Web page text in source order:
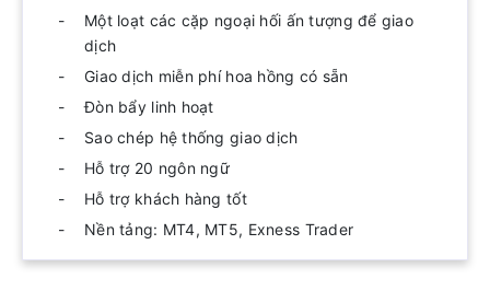
Một loạt các cặp ngoại hối ấn tượng để giao
dịch
Giao dịch miễn phí hoa hồng có sẵn
Đòn bẩy linh hoạt
Sao chép hệ thống giao dịch
Hỗ trợ 20 ngôn ngữ
Hỗ trợ khách hàng tốt
Nền tảng: MT4, MT5, Exness Trader